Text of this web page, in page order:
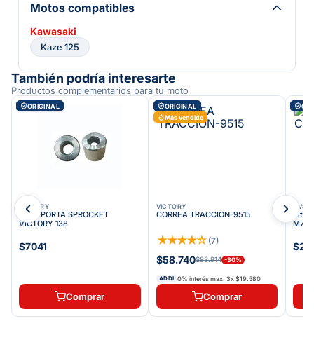
Motos compatibles
Kawasaki
Kaze 125
También podría interesarte
Productos complementarios para tu moto
ORIGINAL
VICTORY
BUJE PORTA SPROCKET
VICTORY 138
$7041
Comprar
ORIGINAL
Más vendido
VICTORY
CORREA TRACCION-9515
★★★★☆ (7)
$58.740$83.914 -30%
ADDI 0% interés max. 3x$19.580
Comprar
TVS
Kit